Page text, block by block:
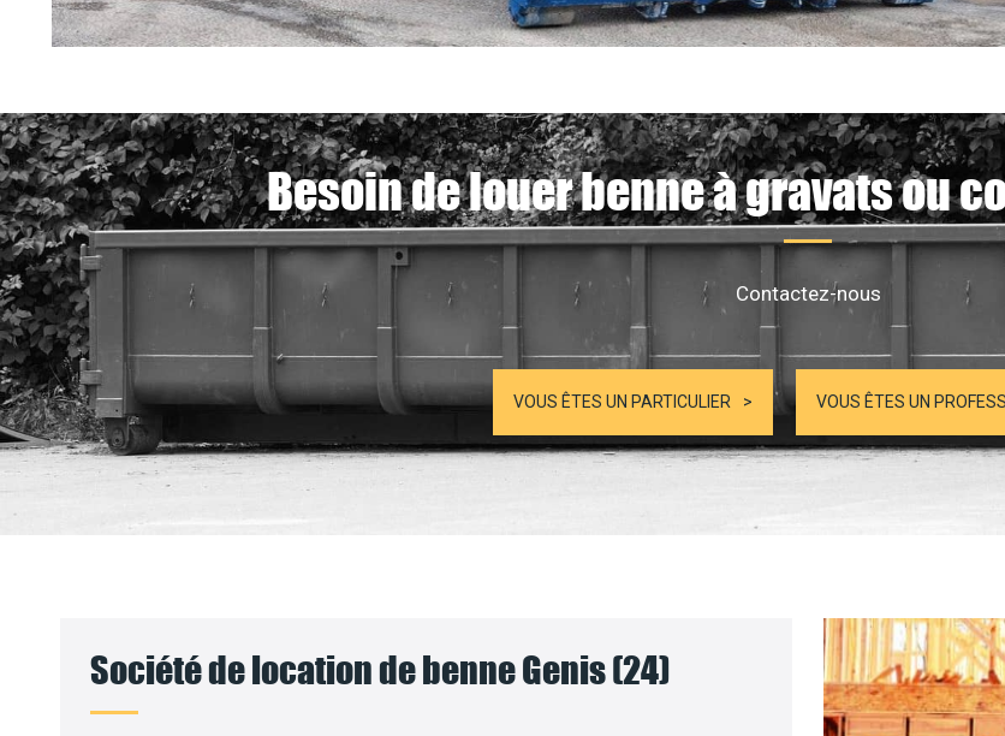
Besoin de louer benne à gravats ou
Contactez-nous
VOUS ÊTES UN PARTICULIER VOUS ÊTES UN
Société de location de benne Genis (24)